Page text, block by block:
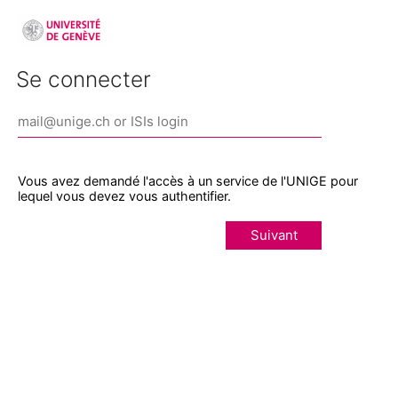
Se connecter
Vous avez demandé l'accès à un service de l'UNIGE pour
lequel vous devez vous authentifier.
Suivant